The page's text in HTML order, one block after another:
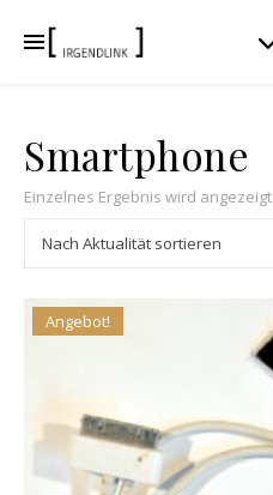
Smartphone
Einzelnes Ergebnis wird angezeigt
Angebot!